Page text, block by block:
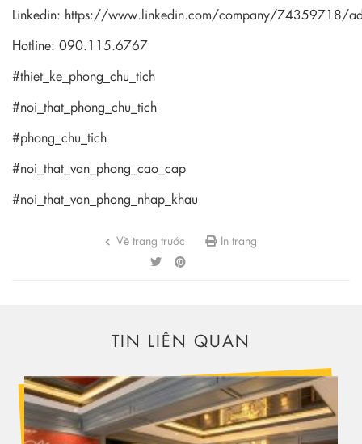
Linkedin: https://www.linkedin.com/company/74359718/
Hotline: 090.115.6767
#thiet_ke_phong_chu_tich
#noi_that_phong_chu_tich
#phong_chu_tich
#noi_that_van_phong_cao_cap
#noi_that_van_phong_nhap_khau
Về trang trước In trang
TIN LIÊN QUAN